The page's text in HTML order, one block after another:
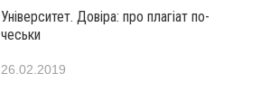
Університет. Довіра: про плагіат по-
чеськи
26.02.2019